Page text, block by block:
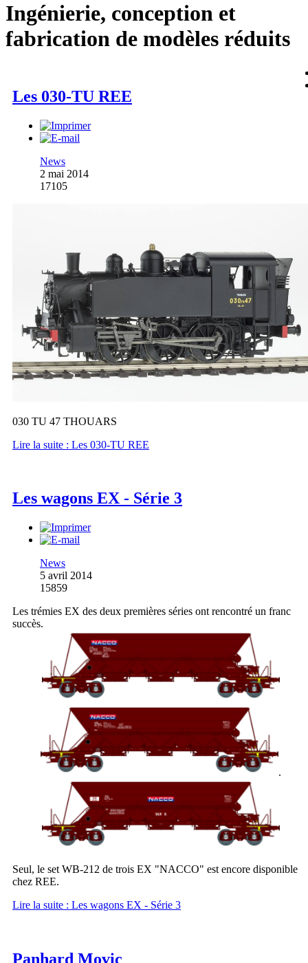
Ingénierie, conception et
fabrication de modèles réduits
Les 030-TU REE
News
2 mai 2014
17105
030 TU 47 THOUARS
Lire la suite : Les 030-TU REE
Les wagons EX - Série 3
News
5 avril 2014
15859
Les trémies EX des deux premières séries ont rencontré un franc
succès.
.
Seul, le set WB-212 de trois EX "NACCO" est encore disponible
chez REE.
Lire la suite : Les wagons EX - Série 3
Panhard Movic